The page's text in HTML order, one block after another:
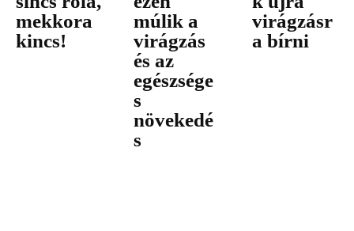
mekkora
kincs!
múlik a
virágzás
és az
egészsége
s
növekedé
s
virágzásr
a bírni